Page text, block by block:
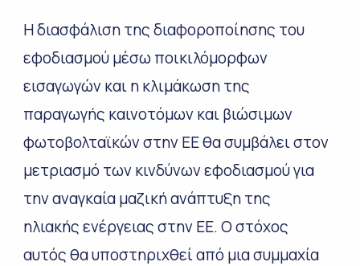
Η διασφάλιση της διαφοροποίησης του
εφοδιασμού μέσω ποικιλόμορφων
εισαγωγών και η κλιμάκωση της
παραγωγής καινοτόμων και βιώσιμων
φωτοβολταϊκών στην ΕΕ θα συμβάλει στον
μετριασμό των κινδύνων εφοδιασμού για
την αναγκαία μαζική ανάπτυξη της
ηλιακής ενέργειας στην ΕΕ. Ο στόχος
αυτός θα υποστηριχθεί από μια συμμαχία